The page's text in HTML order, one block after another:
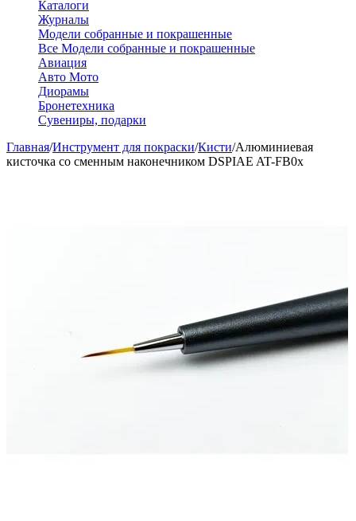
Каталоги
Журналы
Модели собранные и покрашенные
Все Модели собранные и покрашенные
Авиация
Авто Мото
Диорамы
Бронетехника
Сувениры, подарки
Главная/Инструмент для покраски/Кисти/Алюминиевая
кисточка со сменным наконечником DSPIAE AT-FB0x